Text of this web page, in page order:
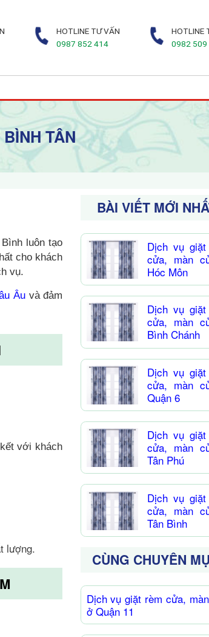
HOTLINE TƯ VẤN
0987 852 414
HOTLINE
0982 509
TÂN
luôn tạo
cho khách
vụ.
Âuvà đảm
với khách
lượng.
BÀI VIẾT MỚI
Dịch vụ
cửa, màn
Hóc Môn
Dịch vụ
cửa, màn
Bình Chánh
Dịch vụ
cửa, màn
Quận 6
Dịch vụ
cửa, màn
Tân Phú
Dịch vụ
cửa, màn
Tân Bình
CÙNG CHUYÊN
Dịch vụ giặt rèm cửa,
ở Quận 11